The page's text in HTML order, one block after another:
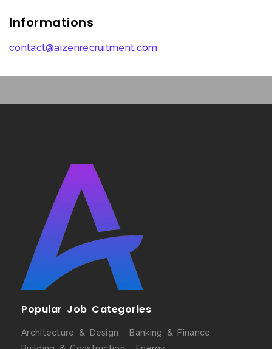
Informations
contact@aizenrecruitment.com
Popular Job Categories
Architecture & Design
Banking & Finance